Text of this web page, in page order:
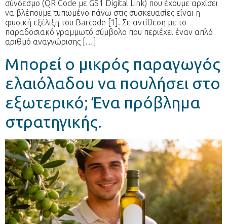
σύνδεσμο (QR Code με GS1 Digital Link) που έχουμε αρχίσει
να βλέπουμε τυπωμένο πάνω στις συσκευασίες είναι η
φυσική εξέλιξη του Barcode [1]. Σε αντίθεση με το
παραδοσιακό γραμμωτό σύμβολο που περιέχει έναν απλό
αριθμό αναγνώρισης […]
Μπορεί ο μικρός παραγωγός
ελαιόλαδου να πουλήσει στο
εξωτερικό; Ένα πρόβλημα
στρατηγικής.